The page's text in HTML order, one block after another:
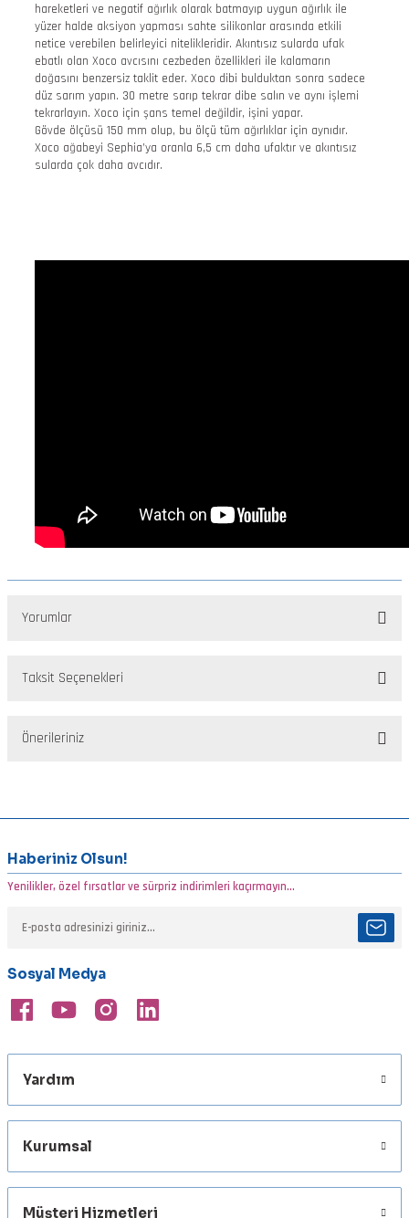
hareketleri ve negatif ağırlık olarak batmayıp uygun ağırlık ile
yüzer halde aksiyon yapması sahte silikonlar arasında etkili
netice verebilen belirleyici nitelikleridir. Akıntısız sularda ufak
ebatlı olan Xoco avcısını cezbeden özellikleri ile kalamarın
doğasını benzersiz taklit eder. Xoco dibi bulduktan sonra sadece
düz sarım yapın. 30 metre sarıp tekrar dibe salın ve aynı işlemi
tekrarlayın. Xoco için şans temel değildir, işini yapar.
Gövde ölçüsü 150 mm olup, bu ölçü tüm ağırlıklar için aynıdır.
Xoco ağabeyi Sephia’ya oranla 6,5 cm daha ufaktır ve akıntısız
sularda çok daha avcıdır.
Yorumlar
Taksit Seçenekleri
Önerileriniz
Ürün resmi kalitesiz, bozuk veya görüntülenemiyor.
Ürün açıklamasında eksik bilgiler bulunuyor.
Ürün fiyatı diğer sitelerden daha pahalı.
Bu ürüne benzer farklı alternatifler olmalı.
Gönder
Haberiniz Olsun!
Yenilikler, özel fırsatlar ve sürpriz indirimleri kaçırmayın...
Sosyal Medya
Yardım
Kurumsal
Müşteri Hizmetleri